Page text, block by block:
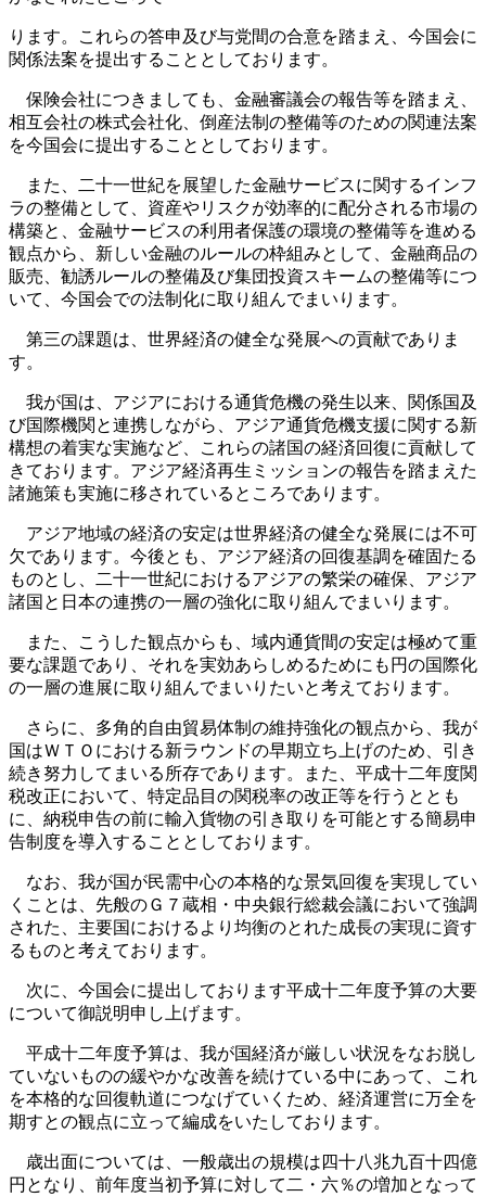
ります。これらの答申及び与党間の合意を踏まえ、今国会に
関係法案を提出することとしております。
保険会社につきましても、金融審議会の報告等を踏まえ、
相互会社の株式会社化、倒産法制の整備等のための関連法案
を今国会に提出することとしております。
また、二十一世紀を展望した金融サービスに関するインフ
ラの整備として、資産やリスクが効率的に配分される市場の
構築と、金融サービスの利用者保護の環境の整備等を進める
観点から、新しい金融のルールの枠組みとして、金融商品の
販売、勧誘ルールの整備及び集団投資スキームの整備等につ
いて、今国会での法制化に取り組んでまいります。
第三の課題は、世界経済の健全な発展への貢献でありま
す。
我が国は、アジアにおける通貨危機の発生以来、関係国及
び国際機関と連携しながら、アジア通貨危機支援に関する新
構想の着実な実施など、これらの諸国の経済回復に貢献して
きております。アジア経済再生ミッションの報告を踏まえた
諸施策も実施に移されているところであります。
アジア地域の経済の安定は世界経済の健全な発展には不可
欠であります。今後とも、アジア経済の回復基調を確固たる
ものとし、二十一世紀におけるアジアの繁栄の確保、アジア
諸国と日本の連携の一層の強化に取り組んでまいります。
また、こうした観点からも、域内通貨間の安定は極めて重
要な課題であり、それを実効あらしめるためにも円の国際化
の一層の進展に取り組んでまいりたいと考えております。
さらに、多角的自由貿易体制の維持強化の観点から、我が
国はＷＴＯにおける新ラウンドの早期立ち上げのため、引き
続き努力してまいる所存であります。また、平成十二年度関
税改正において、特定品目の関税率の改正等を行うととも
に、納税申告の前に輸入貨物の引き取りを可能とする簡易申
告制度を導入することとしております。
なお、我が国が民需中心の本格的な景気回復を実現してい
くことは、先般のＧ７蔵相・中央銀行総裁会議において強調
された、主要国におけるより均衡のとれた成長の実現に資す
るものと考えております。
次に、今国会に提出しております平成十二年度予算の大要
について御説明申し上げます。
平成十二年度予算は、我が国経済が厳しい状況をなお脱し
ていないものの緩やかな改善を続けている中にあって、これ
を本格的な回復軌道につなげていくため、経済運営に万全を
期すとの観点に立って編成をいたしております。
歳出面については、一般歳出の規模は四十八兆九百十四億
円となり、前年度当初予算に対して二・六％の増加となって